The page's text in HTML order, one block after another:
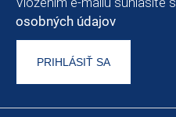
osobných údajov
PRIHLÁSIŤ SA